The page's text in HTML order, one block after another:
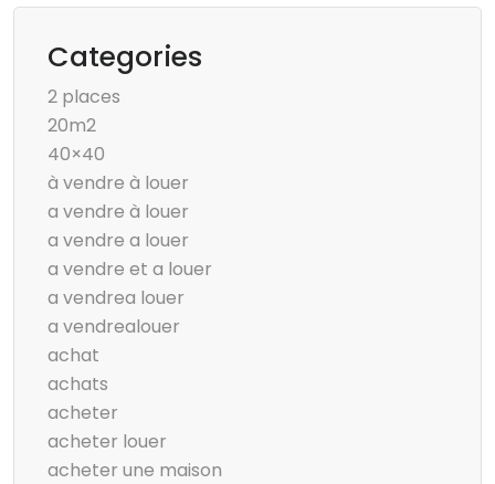
Categories
2 places
20m2
40×40
à vendre à louer
a vendre à louer
a vendre a louer
a vendre et a louer
a vendrea louer
a vendrealouer
achat
achats
acheter
acheter louer
acheter une maison